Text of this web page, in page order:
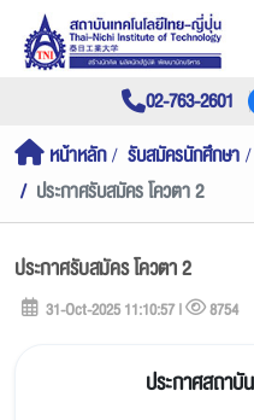
02-763-2601
หน้าหลัก รับสมัครนักศึกษา
ประกาศรับสมัคร โควตา 2
ประกาศรับสมัคร โควตา 2
31-Oct-2025 11:10:57 | 8754
ประกาศสถาบั